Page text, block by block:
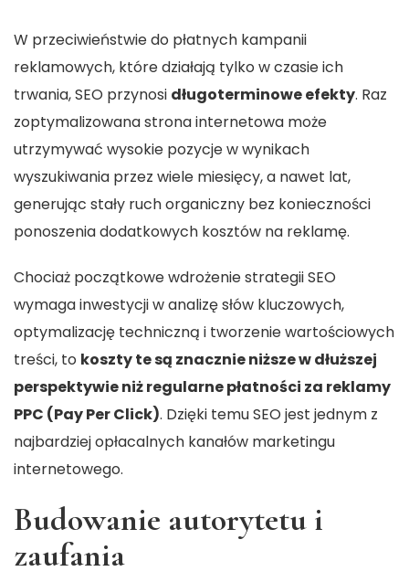
W przeciwieństwie do płatnych kampanii
reklamowych, które działają tylko w czasie ich
trwania, SEO przynosi długoterminowe efekty. Raz
zoptymalizowana strona internetowa może
utrzymywać wysokie pozycje w wynikach
wyszukiwania przez wiele miesięcy, a nawet lat,
generując stały ruch organiczny bez konieczności
ponoszenia dodatkowych kosztów na reklamę.
Chociaż początkowe wdrożenie strategii SEO
wymaga inwestycji w analizę słów kluczowych,
optymalizację techniczną i tworzenie wartościowych
treści, to koszty te są znacznie niższe w dłuższej
perspektywie niż regularne płatności za reklamy
PPC (Pay Per Click). Dzięki temu SEO jest jednym z
najbardziej opłacalnych kanałów marketingu
internetowego.
Budowanie autorytetu i
zaufania